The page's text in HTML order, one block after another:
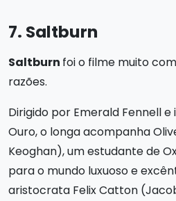
7. Saltburn
Saltburn foi o filme muito
razões.
Dirigido por Emerald Fennell
Ouro, o longa acompanha
Keoghan), um estudante de
para o mundo luxuoso e
aristocrata Felix Catton